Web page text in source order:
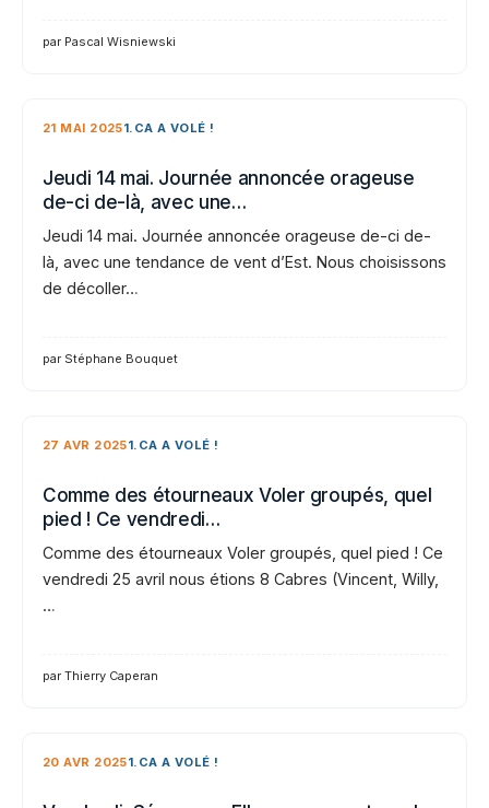
par Pascal Wisniewski
21 MAI 20251.CA A VOLÉ !
Jeudi 14 mai. Journée annoncée orageuse
de-ci de-là, avec une…
Jeudi 14 mai. Journée annoncée orageuse de-ci de-
là, avec une tendance de vent d’Est. Nous choisissons
de décoller…
par Stéphane Bouquet
27 AVR 20251.CA A VOLÉ !
Comme des étourneaux Voler groupés, quel
pied ! Ce vendredi…
Comme des étourneaux Voler groupés, quel pied ! Ce
vendredi 25 avril nous étions 8 Cabres (Vincent, Willy,
…
par Thierry Caperan
20 AVR 20251.CA A VOLÉ !